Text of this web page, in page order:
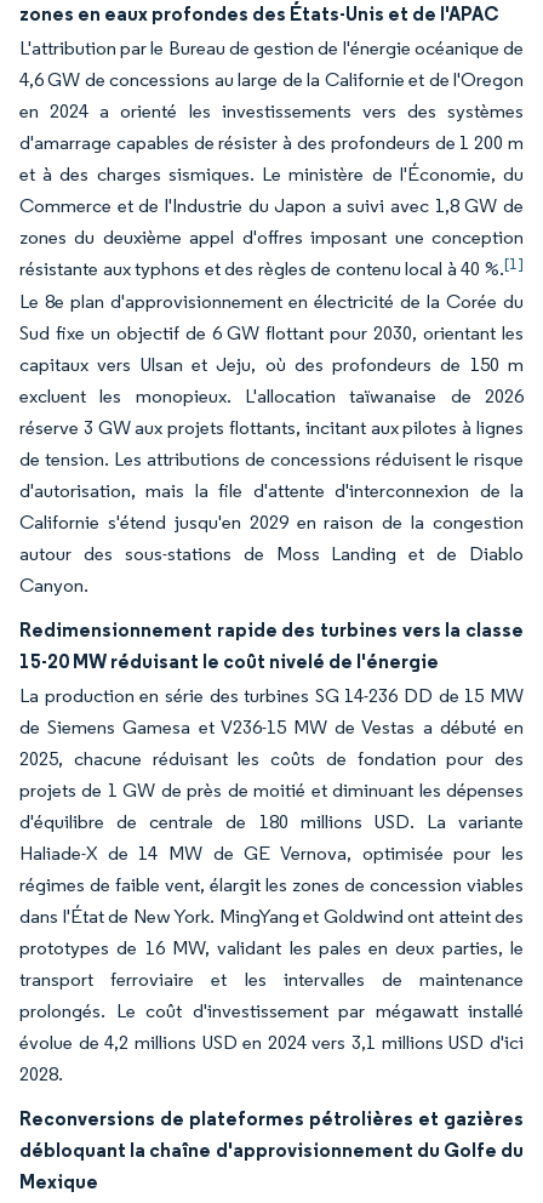
zones en eaux profondes des États-Unis et de l'APAC
L'attribution par le Bureau de gestion de l'énergie océanique de
4,6 GW de concessions au large de la Californie et de l'Oregon
en 2024 a orienté les investissements vers des systèmes
d'amarrage capables de résister à des profondeurs de 1 200 m
et à des charges sismiques. Le ministère de l'Économie, du
Commerce et de l'Industrie du Japon a suivi avec 1,8 GW de
zones du deuxième appel d'offres imposant une conception
résistante aux typhons et des règles de contenu local à 40 %.[1]
Le 8e plan d'approvisionnement en électricité de la Corée du
Sud fixe un objectif de 6 GW flottant pour 2030, orientant les
capitaux vers Ulsan et Jeju, où des profondeurs de 150 m
excluent les monopieux. L'allocation taïwanaise de 2026
réserve 3 GW aux projets flottants, incitant aux pilotes à lignes
de tension. Les attributions de concessions réduisent le risque
d'autorisation, mais la file d'attente d'interconnexion de la
Californie s'étend jusqu'en 2029 en raison de la congestion
autour des sous-stations de Moss Landing et de Diablo
Canyon.
Redimensionnement rapide des turbines vers la classe
15-20 MW réduisant le coût nivelé de l'énergie
La production en série des turbines SG 14-236 DD de 15 MW
de Siemens Gamesa et V236-15 MW de Vestas a débuté en
2025, chacune réduisant les coûts de fondation pour des
projets de 1 GW de près de moitié et diminuant les dépenses
d'équilibre de centrale de 180 millions USD. La variante
Haliade-X de 14 MW de GE Vernova, optimisée pour les
régimes de faible vent, élargit les zones de concession viables
dans l'État de New York. MingYang et Goldwind ont atteint des
prototypes de 16 MW, validant les pales en deux parties, le
transport ferroviaire et les intervalles de maintenance
prolongés. Le coût d'investissement par mégawatt installé
évolue de 4,2 millions USD en 2024 vers 3,1 millions USD d'ici
2028.
Reconversions de plateformes pétrolières et gazières
débloquant la chaîne d'approvisionnement du Golfe du
Mexique